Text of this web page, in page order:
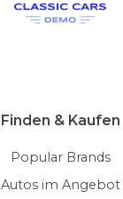
Finden & Kaufen
Popular Brands
Autos im Angebot